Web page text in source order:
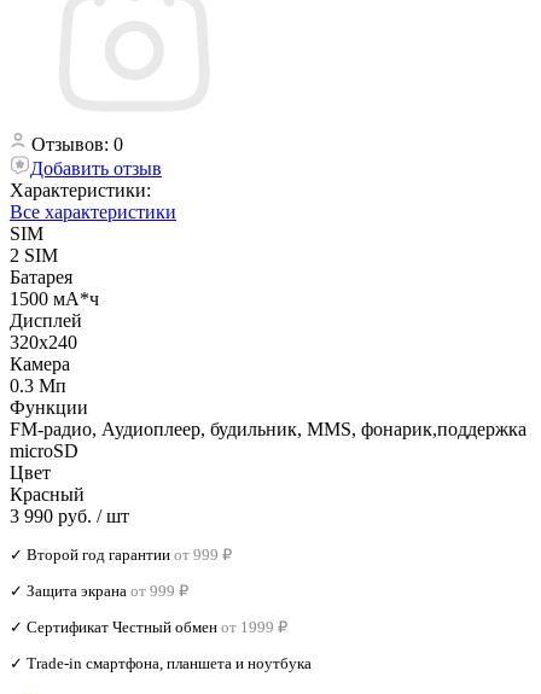
Отзывов: 0
Добавить отзыв
Характеристики:
Все характеристики
SIM
2 SIM
Батарея
1500 мА*ч
Дисплей
320х240
Камера
0.3 Мп
Функции
FM-радио, Аудиоплеер, будильник, MMS, фонарик,поддержка
microSD
Цвет
Красный
3 990 руб. / шт
✓ Второй год гарантии от 999 ₽
✓ Защита экрана от 999 ₽
✓ Сертификат Честный обмен от 1999 ₽
✓ Trade‑in смартфона, планшета и ноутбука